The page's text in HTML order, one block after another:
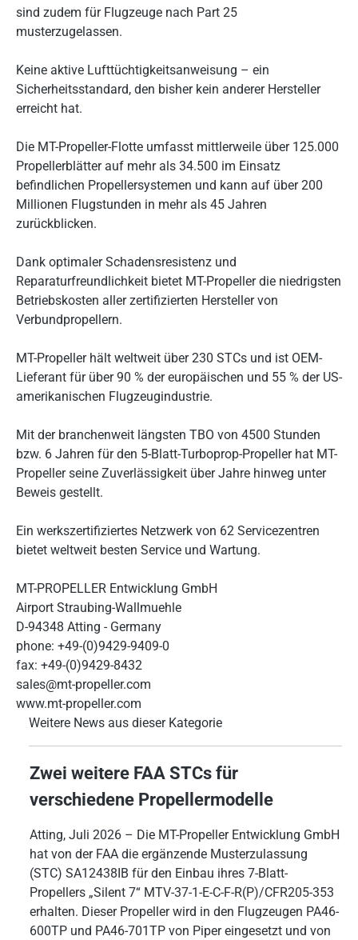
sind zudem für Flugzeuge nach Part 25
musterzugelassen.
Keine aktive Lufttüchtigkeitsanweisung – ein
Sicherheitsstandard, den bisher kein anderer Hersteller
erreicht hat.
Die MT-Propeller-Flotte umfasst mittlerweile über 125.000
Propellerblätter auf mehr als 34.500 im Einsatz
befindlichen Propellersystemen und kann auf über 200
Millionen Flugstunden in mehr als 45 Jahren
zurückblicken.
Dank optimaler Schadensresistenz und
Reparaturfreundlichkeit bietet MT-Propeller die niedrigsten
Betriebskosten aller zertifizierten Hersteller von
Verbundpropellern.
MT-Propeller hält weltweit über 230 STCs und ist OEM-
Lieferant für über 90 % der europäischen und 55 % der US-
amerikanischen Flugzeugindustrie.
Mit der branchenweit längsten TBO von 4500 Stunden
bzw. 6 Jahren für den 5-Blatt-Turboprop-Propeller hat MT-
Propeller seine Zuverlässigkeit über Jahre hinweg unter
Beweis gestellt.
Ein werkszertifiziertes Netzwerk von 62 Servicezentren
bietet weltweit besten Service und Wartung.
MT-PROPELLER Entwicklung GmbH
Airport Straubing-Wallmuehle
D-94348 Atting - Germany
phone: +49-(0)9429-9409-0
fax: +49-(0)9429-8432
sales@mt-propeller.com
www.mt-propeller.com
Weitere News aus dieser Kategorie
Zwei weitere FAA STCs für
verschiedene Propellermodelle
Atting, Juli 2026 – Die MT-Propeller Entwicklung GmbH
hat von der FAA die ergänzende Musterzulassung
(STC) SA12438IB für den Einbau ihres 7-Blatt-
Propellers „Silent 7“ MTV-37-1-E-C-F-R(P)/CFR205-353
erhalten. Dieser Propeller wird in den Flugzeugen PA46-
600TP und PA46-701TP von Piper eingesetzt und von